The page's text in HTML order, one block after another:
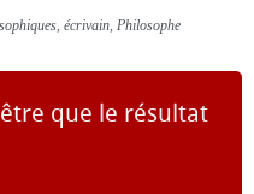
écrivain, Philosophe
que le résultat